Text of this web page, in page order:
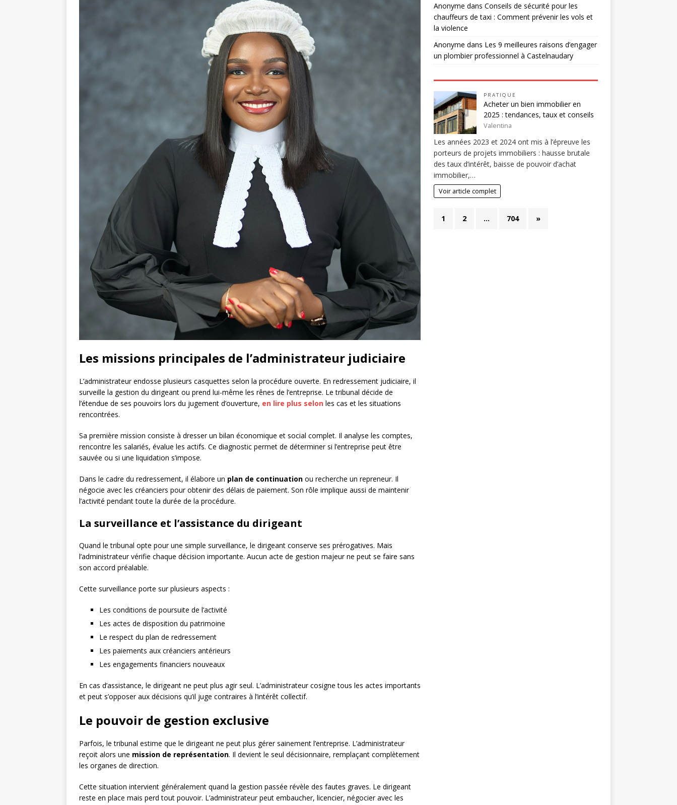
Les missions principales de l’administrateur judiciaire
L’administrateur endosse plusieurs casquettes selon la procédure ouverte. En redressement judiciaire, il
surveille la gestion du dirigeant ou prend lui-même les rênes de l’entreprise. Le tribunal décide de
l’étendue de ses pouvoirs lors du jugement d’ouverture, en lire plus selon les cas et les situations
rencontrées.
Sa première mission consiste à dresser un bilan économique et social complet. Il analyse les comptes,
rencontre les salariés, évalue les actifs. Ce diagnostic permet de déterminer si l’entreprise peut être
sauvée ou si une liquidation s’impose.
Dans le cadre du redressement, il élabore un plan de continuation ou recherche un repreneur. Il
négocie avec les créanciers pour obtenir des délais de paiement. Son rôle implique aussi de maintenir
l’activité pendant toute la durée de la procédure.
La surveillance et l’assistance du dirigeant
Quand le tribunal opte pour une simple surveillance, le dirigeant conserve ses prérogatives. Mais
l’administrateur vérifie chaque décision importante. Aucun acte de gestion majeur ne peut se faire sans
son accord préalable.
Cette surveillance porte sur plusieurs aspects :
Les conditions de poursuite de l’activité
Les actes de disposition du patrimoine
Le respect du plan de redressement
Les paiements aux créanciers antérieurs
Les engagements financiers nouveaux
En cas d’assistance, le dirigeant ne peut plus agir seul. L’administrateur cosigne tous les actes importants
et peut s’opposer aux décisions qu’il juge contraires à l’intérêt collectif.
Le pouvoir de gestion exclusive
Parfois, le tribunal estime que le dirigeant ne peut plus gérer sainement l’entreprise. L’administrateur
reçoit alors une mission de représentation. Il devient le seul décisionnaire, remplaçant complètement
les organes de direction.
Cette situation intervient généralement quand la gestion passée révèle des fautes graves. Le dirigeant
reste en place mais perd tout pouvoir. L’administrateur peut embaucher, licencier, négocier avec les
Anonyme dans Conseils de sécurité pour les
chauffeurs de taxi : Comment prévenir les vols et
la violence
Anonyme dans Les 9 meilleures raisons d’engager
un plombier professionnel à Castelnaudary
PRATIQUE
Acheter un bien immobilier en
2025 : tendances, taux et conseils
Valentina
Les années 2023 et 2024 ont mis à l’épreuve les
porteurs de projets immobiliers : hausse brutale
des taux d’intérêt, baisse de pouvoir d’achat
immobilier,…
Voir article complet
1 2 … 704 »